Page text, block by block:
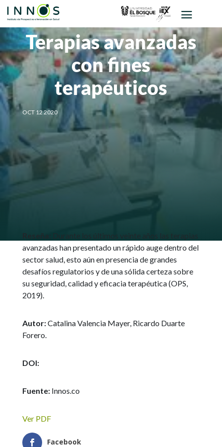
Terapias avanzadas
con fines
terapéuticos
OCT 12 2020
avanzadas han presentado un rápido auge dentro del
sector salud, esto aún en presencia de grandes
desafíos regulatorios y de una sólida certeza sobre
su seguridad, calidad y eficacia terapéutica (OPS,
2019).
Autor:Catalina Valencia Mayer, Ricardo Duarte
Forero.
DOI:
Fuente: Innos.co
Ver PDF
Facebook